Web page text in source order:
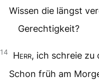
Wissen die längst
Gerechtigkeit?
14 Herr, ich schreie zu
Schon früh am